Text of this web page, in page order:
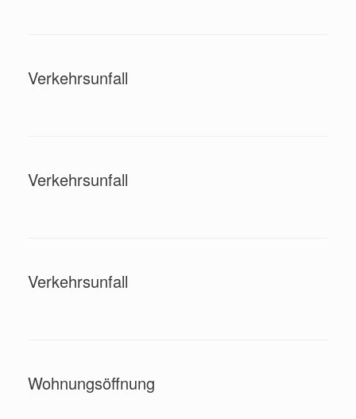
Verkehrsunfall
Verkehrsunfall
Verkehrsunfall
Wohnungsöffnung